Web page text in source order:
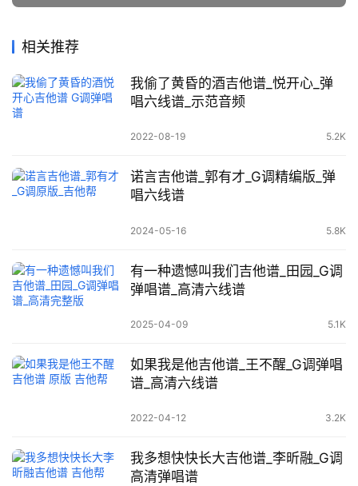
相关推荐
我偷了黄昏的酒吉他谱_悦开心_弹
唱六线谱_示范音频
2022-08-19 5.2K
诺言吉他谱_郭有才_G调精编版_弹
唱六线谱
2024-05-16 5.8K
有一种遗憾叫我们吉他谱_田园_G调
弹唱谱_高清六线谱
2025-04-09 5.1K
如果我是他吉他谱_王不醒_G调弹唱
谱_高清六线谱
2022-04-12 3.2K
我多想快快长大吉他谱_李昕融_G调
高清弹唱谱